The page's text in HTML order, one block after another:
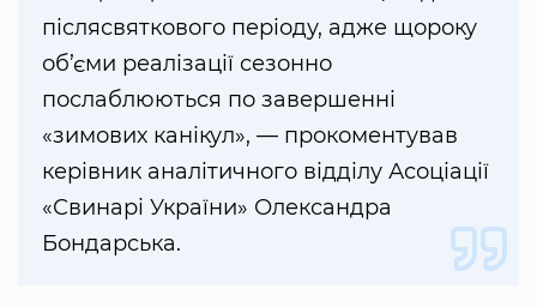
післясвяткового періоду, адже щороку
об’єми реалізації сезонно
послаблюються по завершенні
«зимових канікул», — прокоментував
керівник аналітичного відділу Асоціації
«Свинарі України» Олександра
Бондарська.